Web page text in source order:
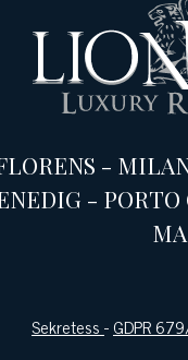
-
- PORTO
Sekretess-GDPR